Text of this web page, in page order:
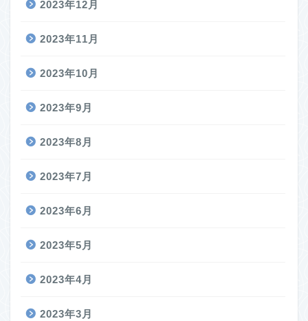
2023年12月
2023年11月
2023年10月
2023年9月
2023年8月
2023年7月
2023年6月
2023年5月
2023年4月
2023年3月